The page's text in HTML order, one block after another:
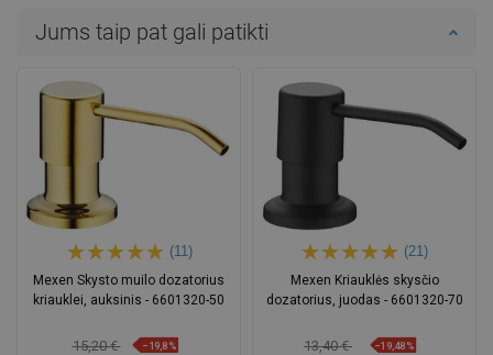
Jums taip pat gali patikti
(11)
Mexen Skysto muilo dozatorius
kriauklei, auksinis - 6601320-50
15,20 € −19,8%
(21)
Mexen Kriauklės skysčio
dozatorius, juodas - 6601320-70
13,40 € −19,48%